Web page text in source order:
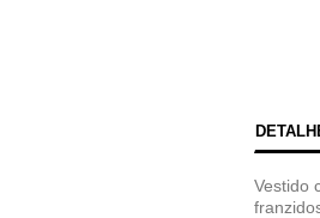
Vestido